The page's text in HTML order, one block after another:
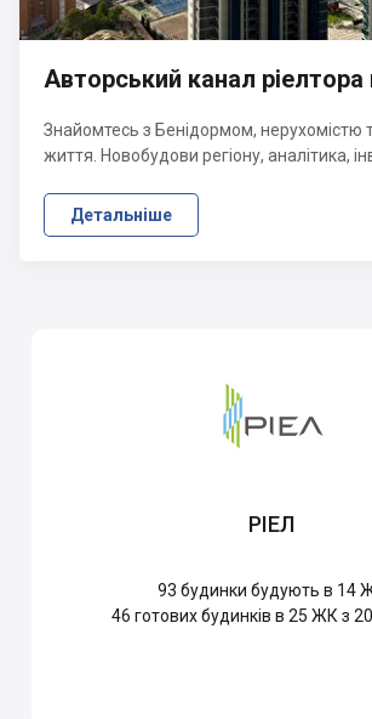
Авторський канал ріелтора
Знайомтесь з Бенідормом, нерухомістю
життя. Новобудови регіону, аналітика,
Детальніше
РІЕЛ
93 будинки будують в 14
46 готових будинків в 25 ЖК з